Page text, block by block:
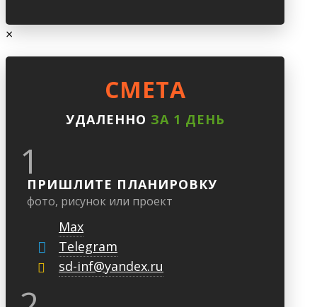
×
CМЕТА
УДАЛЕННО ЗА 1 ДЕНЬ
1
ПРИШЛИТЕ ПЛАНИРОВКУ
фото, рисунок или проект
Max
Telegram
sd-inf@yandex.ru